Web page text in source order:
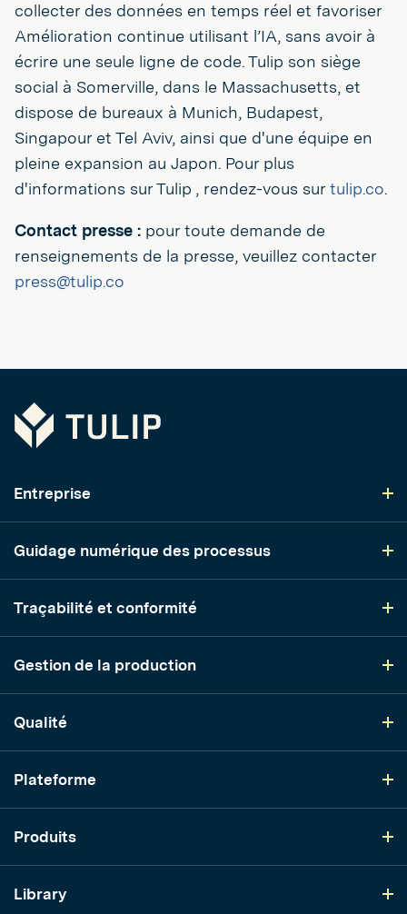
collecter des données en temps réel et favoriser
Amélioration continue utilisant l’IA, sans avoir à
écrire une seule ligne de code. Tulip son siège
social à Somerville, dans le Massachusetts, et
dispose de bureaux à Munich, Budapest,
Singapour et Tel Aviv, ainsi que d'une équipe en
pleine expansion au Japon. Pour plus
d'informations sur Tulip , rendez-vous sur tulip.co.
Contact presse : pour toute demande de
renseignements de la presse, veuillez contacter
press@tulip.co
Tulip
Entreprise
Guidage numérique des processus
Traçabilité et conformité
Gestion de la production
Qualité
Plateforme
Produits
Library